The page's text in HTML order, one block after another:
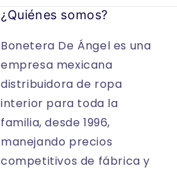
¿Quiénes somos?
Bonetera De Ángel es una
empresa mexicana
distribuidora de ropa
interior para toda la
familia, desde 1996,
manejando precios
competitivos de fábrica y